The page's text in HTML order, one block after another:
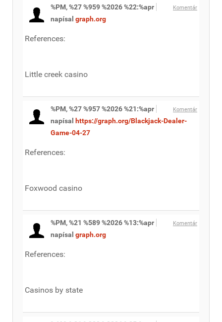
Komentár
%PM, %27 %959 %2026 %22:%apr
napísal graph.org
References:
Little creek casino
Komentár
%PM, %27 %957 %2026 %21:%apr
napísal
https://graph.org/Blackjack-Dealer-
Game-04-27
References:
Foxwood casino
Komentár
%PM, %21 %589 %2026 %13:%apr
napísal graph.org
References:
Casinos by state